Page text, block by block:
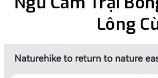
Lông